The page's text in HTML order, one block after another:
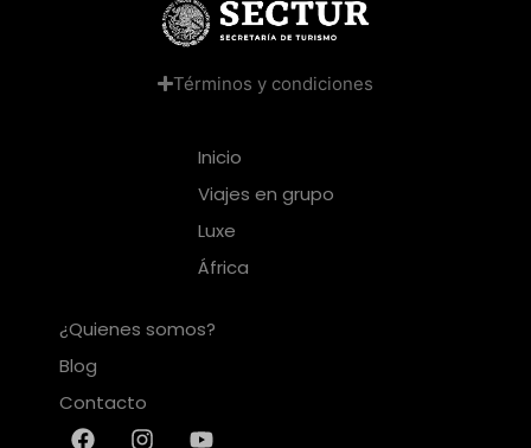
Términos y condiciones
Inicio
Viajes en grupo
Luxe
África
¿Quienes somos?
Blog
Contacto